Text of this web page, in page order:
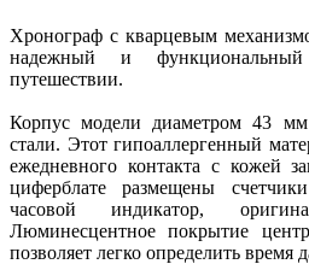
Хронограф с кварцевым
надежный и
путешествии.
Корпус модели диаметром 43
стали. Этот гипоаллергенный
ежедневного контакта с кожей
циферблате размещены
часовой индикатор,
Люминесцентное покрытие
позволяет легко определить время